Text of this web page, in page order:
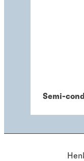
Semi-